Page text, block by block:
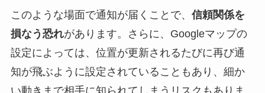
このような場面で通知が届くことで、 信頼関係を
損なう恐れがあります。さらに、Googleマップの
設定によっては、位置が更新されるたびに再び通
知が飛ぶように設定されていることもあり、細か